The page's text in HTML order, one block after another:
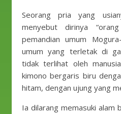
Seorang pria yang
menyebut dirinya
pemandian umum
umum yang terletak di
tidak terlihat oleh
kimono bergaris biru
hitam, dengan ujung yang
Ia dilarang memasuki alam